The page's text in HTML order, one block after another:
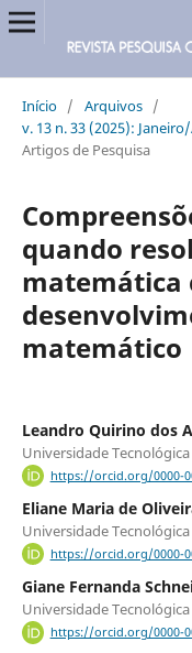
Início / Arquivos /
v. 13 n. 33 (2025):
Artigos de Pesquisa
quando
matemática
matemático
Leandro Quirino dos
Universidade
https://orcid.org/0000-
Eliane Maria de
Universidade
https://orcid.org/0000-
Giane Fernanda
Universidade
https://orcid.org/0000-